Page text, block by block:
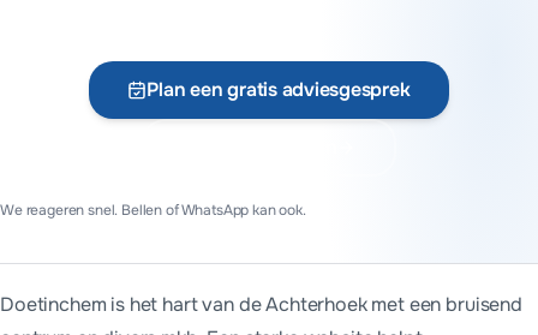
Plan een gratis adviesgesprek
We reageren snel. Bellen of WhatsApp kan ook.
Doetinchem is het hart van de Achterhoek met een bruisend